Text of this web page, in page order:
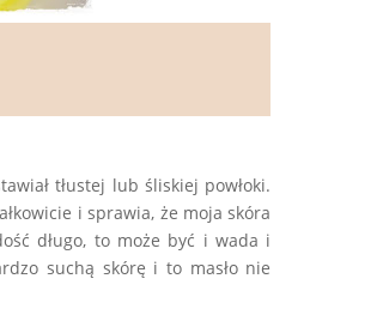
tłustej lub śliskiej powłoki.
i sprawia, że moja skóra
długo, to może być i wada i
suchą skórę i to masło nie